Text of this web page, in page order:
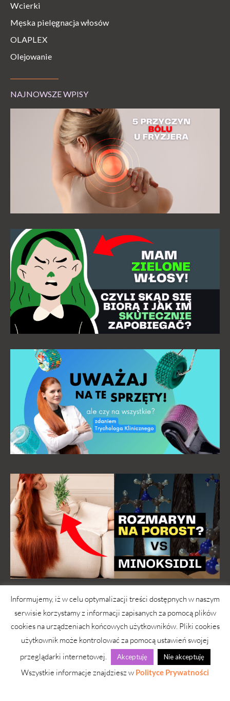
Wcierki
Męska pielęgnacja włosów
OLAPLEX
Olejowanie
NAJNOWSZE WPISY
Informujemy, iż w celu optymalizacji treści dostępnych w naszym
serwisie korzystamy z informacji zapisanych za pomocą plików
cookies na urządzeniach końcowych użytkowników. Pliki cookies
użytkownik może kontrolować za pomocą ustawień swojej
przeglądarki internetowej.
Akceptuję Nie akceptuję
Wszystkie informacje znajdziesz w Polityce Prywatności